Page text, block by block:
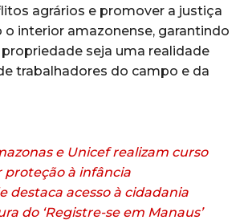
agrários e promover a justiça
interior amazonense, garantindo
seja uma realidade
trabalhadores do campo e da
e Unicef realizam curso
proteção à infância
destaca acesso à cidadania
do ‘Registre-se em Manaus’